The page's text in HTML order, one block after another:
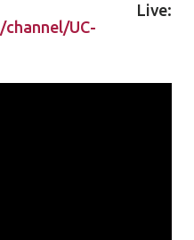
Live:
UC-